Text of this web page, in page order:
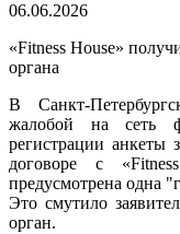
06.06.2026
«Fitness House»
органа
В Санкт-
жалобой на сеть
регистрации анкеты
договоре с
предусмотрена одна
Это смутило
орган.